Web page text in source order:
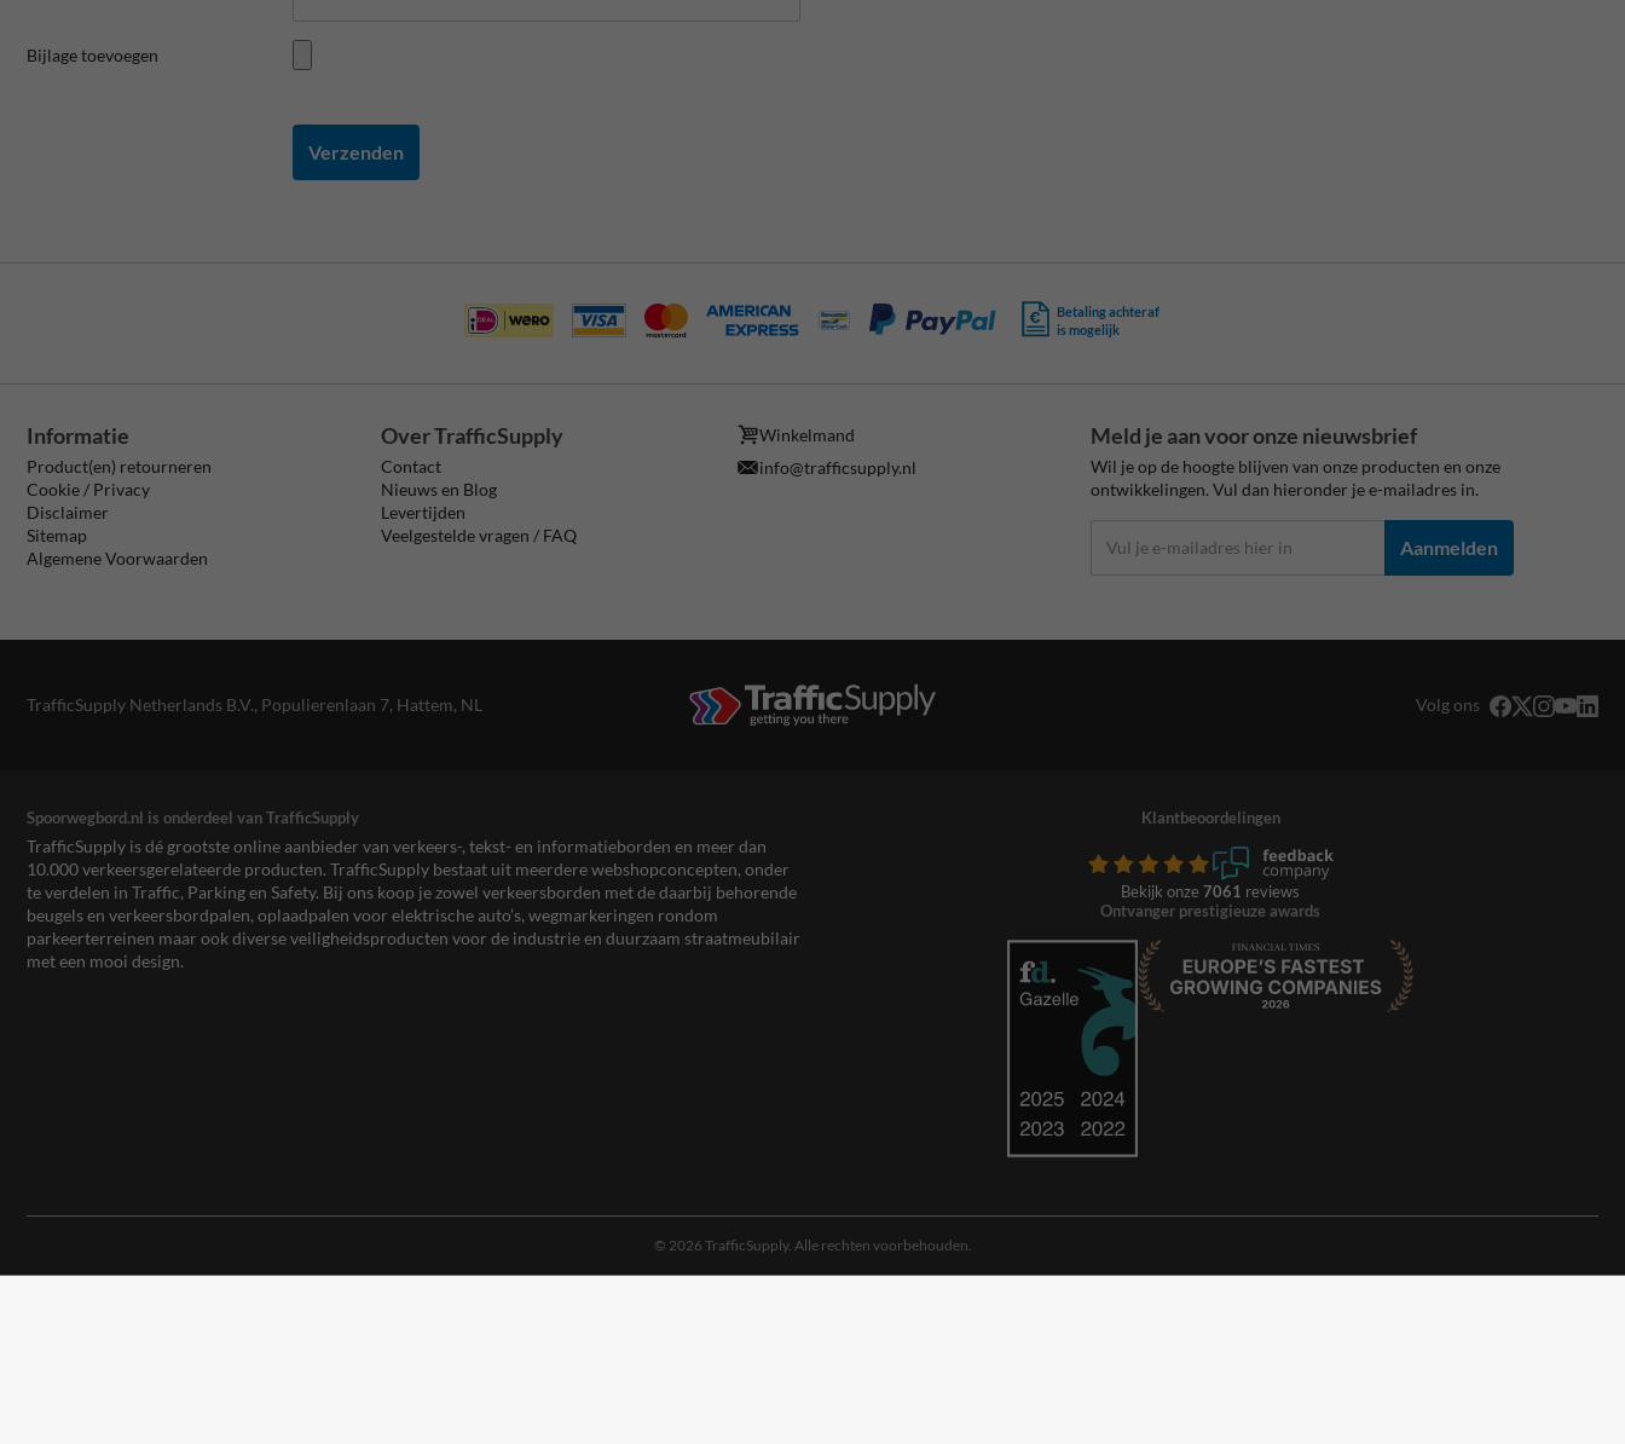
Bijlage toevoegen
Verzenden
Betaling achteraf
is mogelijk
Informatie
Product(en) retourneren
Cookie / Privacy
Disclaimer
Sitemap
Algemene Voorwaarden
Over TrafficSupply
Contact
Nieuws en Blog
Levertijden
Veelgestelde vragen / FAQ
Winkelmand
info@trafficsupply.nl
Meld je aan voor onze nieuwsbrief
Wil je op de hoogte blijven van onze producten en onze
ontwikkelingen. Vul dan hieronder je e-mailadres in.
Aanmelden
TrafficSupply Netherlands B.V., Populierenlaan 7, Hattem, NL Volg ons
Spoorwegbord.nl is onderdeel van TrafficSupply
TrafficSupply is dé grootste online aanbieder van verkeers-, tekst- en informatieborden en meer dan
10.000 verkeersgerelateerde producten. TrafficSupply bestaat uit meerdere webshopconcepten, onder
te verdelen in Traffic, Parking en Safety. Bij ons koop je zowel verkeersborden met de daarbij behorende
beugels en verkeersbordpalen, oplaadpalen voor elektrische auto’s, wegmarkeringen rondom
parkeerterreinen maar ook diverse veiligheidsproducten voor de industrie en duurzaam straatmeubilair
met een mooi design.
Klantbeoordelingen
Bekijk onze 7061 reviews
Ontvanger prestigieuze awards
© 2026 TrafficSupply. Alle rechten voorbehouden.